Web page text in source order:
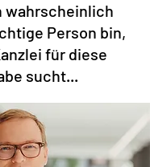
wahrscheinlich
Person bin,
für diese
sucht...